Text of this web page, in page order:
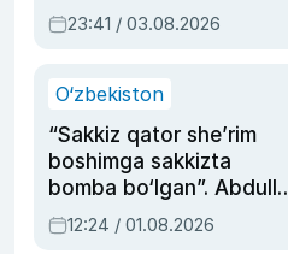
ayolga sud hukmi o‘qildi
23:41 / 03.08.2026
O‘zbekiston
“Sakkiz qator she’rim
boshimga sakkizta
bomba bo‘lgan”. Abdulla
Oripovni siyosiy
ayblovlardan asrab
12:24 / 01.08.2026